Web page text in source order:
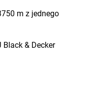
m z jednego
Black & Decker